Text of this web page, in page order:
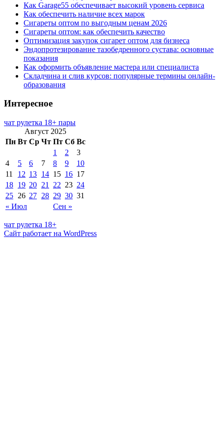
Как Garage55 обеспечивает высокий уровень сервиса
Как обеспечить наличие всех марок
Сигареты оптом по выгодным ценам 2026
Сигареты оптом: как обеспечить качество
Оптимизация закупок сигарет оптом для бизнеса
Эндопротезирование тазобедренного сустава: основные
показания
Как оформить объявление мастера или специалиста
Складчина и слив курсов: популярные термины онлайн-
образования
Интересное
чат рулетка 18+ пары
Август 2025
Пн Вт Ср Чт Пт Сб Вс
« Июл Сен »
1 2
3
4
5 6 7 8 9
10
11
12 13 14 15 16 17
18 19 20 21 22 23 24
25 26 27 28 29 30 31
чат рулетка 18+
Сайт работает на WordPress